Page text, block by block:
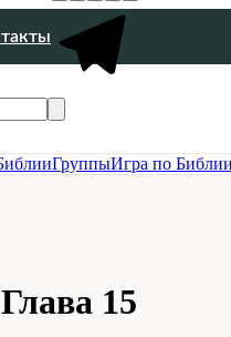
ГруппыИгра по Библии
15